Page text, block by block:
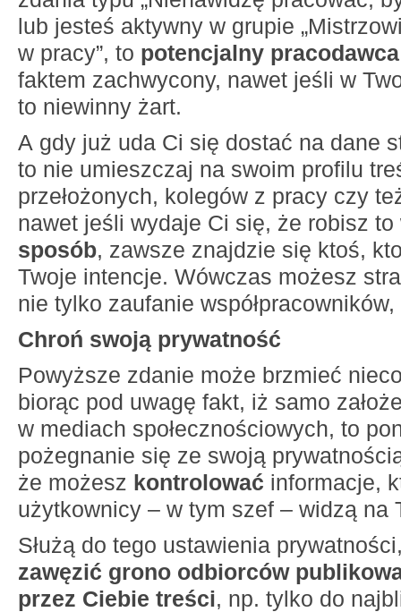
lub jesteś aktywny w grupie
w pracy”, to potencjalny pracodawca
faktem zachwycony, nawet jeśli w
to niewinny żart.
A gdy już uda Ci się dostać na dane
to nie umieszczaj na swoim profilu
przełożonych, kolegów z pracy czy
nawet jeśli wydaje Ci się, że robisz to
sposób, zawsze znajdzie się ktoś,
Twoje intencje. Wówczas możesz
nie tylko zaufanie
Chroń swoją prywatność
Powyższe zdanie może brzmieć
biorąc pod uwagę fakt, iż samo
w mediach społecznościowych, to
pożegnanie się ze swoją
że możesz kontrolować informacje,
użytkownicy – w tym szef – widzą na
Służą do tego ustawienia
zawęzić grono odbiorców
przez Ciebie treści, np. tylko do